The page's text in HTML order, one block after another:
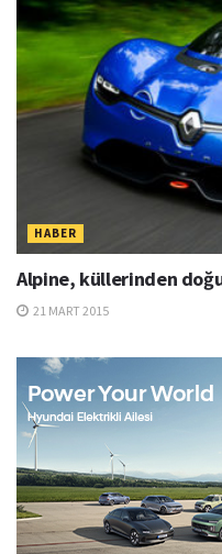
HABER
Alpine, küllerinden
21 MART 2015